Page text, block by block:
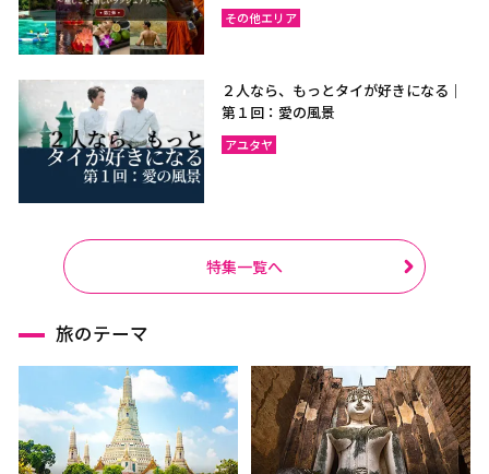
その他エリア
２人なら、もっとタイが好きになる｜
第１回：愛の風景
アユタヤ
特集一覧へ
旅のテーマ